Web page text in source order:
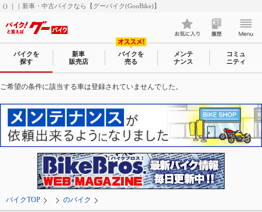
() ｜｜新車・中古バイクなら【グーバイク(GooBike)】
バイクを
探す
新車
販売店
バイクを
売る
メンテ
ナンス
コミュ
ニティ
ご希望の条件に該当する車は登録されていませんでした。
バイクTOP のバイク